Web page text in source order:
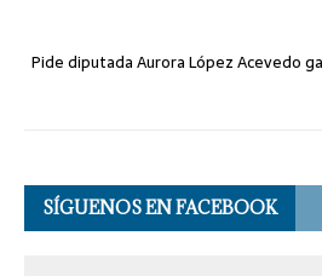
Pide diputada Aurora López Acevedo
SÍGUENOS EN FACEBOOK